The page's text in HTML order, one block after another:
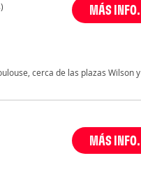
MÁS INFO.
cerca de las plazas Wilson y
MÁS INFO.